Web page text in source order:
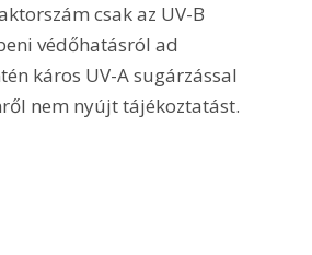
csak az UV-B
védőhatásról ad
káros UV-A sugárzással
nem nyújt tájékoztatást.